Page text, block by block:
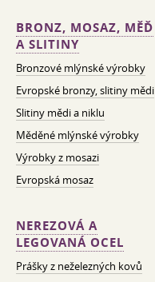
BRONZ, MOSAZ, MĚĎ
A SLITINY
Bronzové mlýnské výrobky
Evropské bronzy, slitiny mědi
Slitiny mědi a niklu
Měděné mlýnské výrobky
Výrobky z mosazi
Evropská mosaz
NEREZOVÁ A
LEGOVANÁ OCEL
Prášky z neželezných kovů